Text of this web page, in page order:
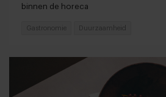
binnen de horeca
Gastronomie Duurzaamheid